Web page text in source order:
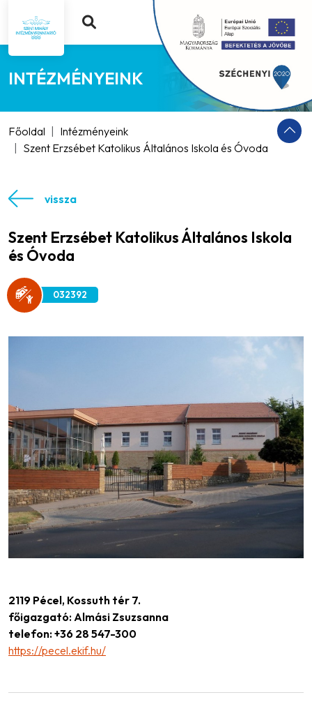
INTÉZMÉNYEINK
Főoldal
Intézményeink
Szent Erzsébet Katolikus Általános Iskola és Óvoda
vissza
Szent Erzsébet Katolikus Általános Iskola
és Óvoda
032392
2119 Pécel, Kossuth tér 7.
főigazgató: Almási Zsuzsanna
telefon: +36 28 547-300
https://pecel.ekif.hu/